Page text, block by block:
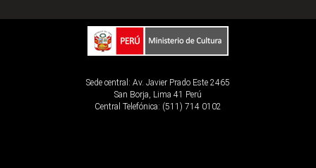
Sede central: Av. Javier Prado Este 2465
San Borja, Lima 41 Perú
Central Telefónica: (511) 714 0102